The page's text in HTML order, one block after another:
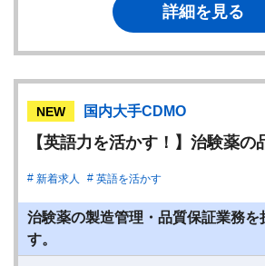
詳細を見る
NEW 国内大手CDMO
【英語力を活かす！】治験薬の
新着求人 英語を活かす
治験薬の製造管理・品質保証業務を
す。